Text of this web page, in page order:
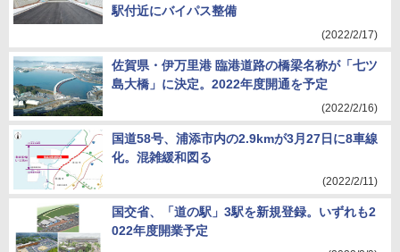
駅付近にバイパス整備
(2022/2/17)
佐賀県・伊万里港 臨港道路の橋梁名称が「七ツ
島大橋」に決定。2022年度開通を予定
(2022/2/16)
国道58号、浦添市内の2.9kmが3月27日に8車線
化。混雑緩和図る
(2022/2/11)
国交省、「道の駅」3駅を新規登録。いずれも2
022年度開業予定